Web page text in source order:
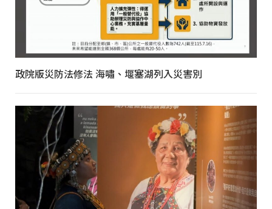
政院版災防法修法 海嘯、堰塞湖列入災害別